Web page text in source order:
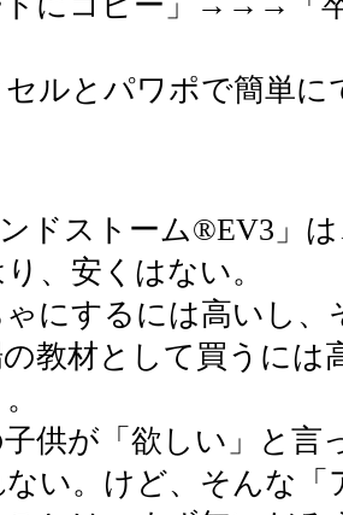
セルとパワポで簡単
ドストーム®EV3」は
、安くはない。
にするには高いし、
教材として買うには
供が「欲しい」と言
い。けど、そんな「